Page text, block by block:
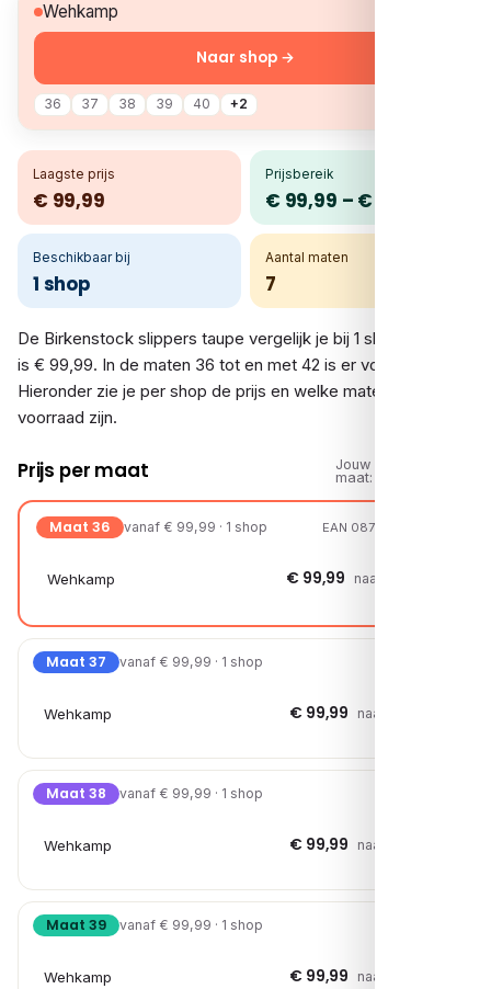
Wehkamp
36 37 38 39 40 +2
Naar shop →
Laagste prijs
€ 99,99
Prijsbereik
€ 99,99 – € 99,99
Beschikbaar bij
1 shop
Aantal maten
7
De Birkenstock slippers taupe vergelijk je bij 1 shop. De prijs
is € 99,99. In de maten 36 tot en met 42 is er voorraad.
Hieronder zie je per shop de prijs en welke maten op
voorraad zijn.
Prijs per maat
Jouw
maat:
Maat 36 vanaf € 99,99 · 1 shop EAN 08721108146170
Wehkamp € 99,99 naar shop →
Maat 37 vanaf € 99,99 · 1 shop
Wehkamp € 99,99 naar shop →
Maat 38 vanaf € 99,99 · 1 shop
Wehkamp € 99,99 naar shop →
Maat 39 vanaf € 99,99 · 1 shop
Wehkamp € 99,99 naar shop →